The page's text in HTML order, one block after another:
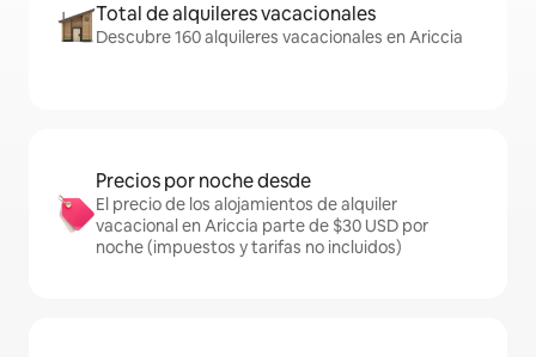
Total de alquileres vacacionales
Descubre 160 alquileres vacacionales en Ariccia
Precios por noche desde
El precio de los alojamientos de alquiler
vacacional en Ariccia parte de $30 USD por
noche (impuestos y tarifas no incluidos)